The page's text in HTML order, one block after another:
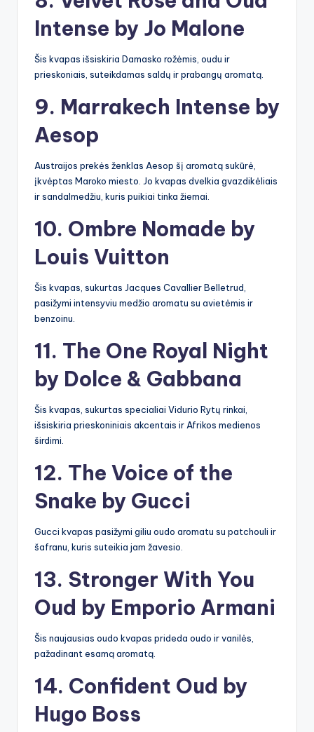
Intense by Jo Malone
Šis kvapas išsiskiria Damasko rožėmis, oudu ir
prieskoniais, suteikdamas saldų ir prabangų aromatą.
9. Marrakech Intense by
Aesop
Austraijos prekės ženklas Aesop šį aromatą sukūrė,
įkvėptas Maroko miesto. Jo kvapas dvelkia gvazdikėliais
ir sandalmedžiu, kuris puikiai tinka žiemai.
10. Ombre Nomade by
Louis Vuitton
Šis kvapas, sukurtas Jacques Cavallier Belletrud,
pasižymi intensyviu medžio aromatu su avietėmis ir
benzoinu.
11. The One Royal Night
by Dolce & Gabbana
Šis kvapas, sukurtas specialiai Vidurio Rytų rinkai,
išsiskiria prieskoniniais akcentais ir Afrikos medienos
širdimi.
12. The Voice of the
Snake by Gucci
Gucci kvapas pasižymi giliu oudo aromatu su patchouli ir
šafranu, kuris suteikia jam žavesio.
13. Stronger With You
Oud by Emporio Armani
Šis naujausias oudo kvapas prideda oudo ir vanilės,
pažadinant esamą aromatą.
14. Confident Oud by
Hugo Boss